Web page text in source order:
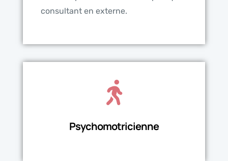
consultant en externe.
Psychomotricienne